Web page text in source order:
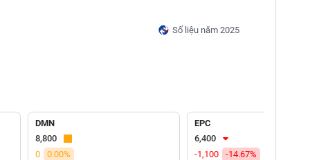
Số liệu năm 2025
DMN
8,800
0
0.00%
EPC
6,400
-1,100
-14.67%